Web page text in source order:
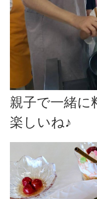
親子で一緒に
楽しいね♪